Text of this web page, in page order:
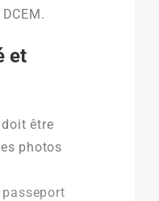
et
être
photos